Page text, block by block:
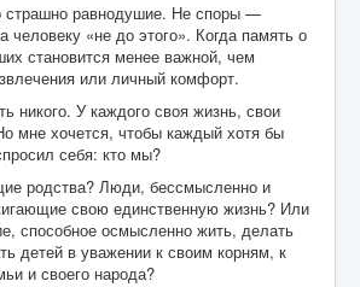
страшно равнодушие. Не споры —
человеку «не до этого». Когда память о
становится менее важной, чем
или личный комфорт.
никого. У каждого своя жизнь, свои
мне хочется, чтобы каждый хотя бы
себя: кто мы?
родства? Люди, бессмысленно и
свою единственную жизнь? Или
способное осмысленно жить, делать
детей в уважении к своим корням, к
и своего народа?